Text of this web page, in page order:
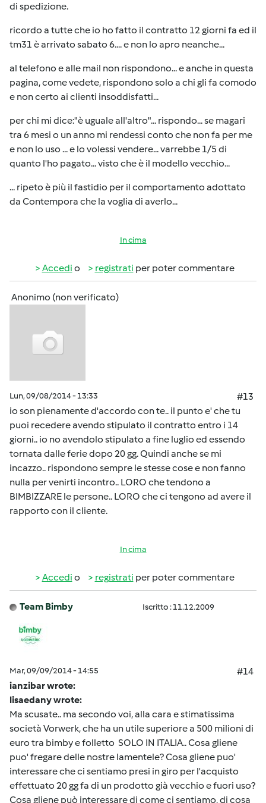
di spedizione.
ricordo a tutte che io ho fatto il contratto 12 giorni fa ed il
tm31 è arrivato sabato 6.... e non lo apro neanche...
al telefono e alle mail non rispondono... e anche in questa
pagina, come vedete, rispondono solo a chi gli fa comodo
e non certo ai clienti insoddisfatti...
per chi mi dice:"è uguale all'altro"... rispondo... se magari
tra 6 mesi o un anno mi rendessi conto che non fa per me
e non lo uso ... e lo volessi vendere... varrebbe 1/5 di
quanto l'ho pagato... visto che è il modello vecchio...
... ripeto è più il fastidio per il comportamento adottato
da Contempora che la voglia di averlo...
In cima
Accedi o registrati per poter commentare
Anonimo (non verificato)
Lun, 09/08/2014 - 13:33
#13
io son pienamente d'accordo con te.. il punto e' che tu
puoi recedere avendo stipulato il contratto entro i 14
giorni.. io no avendolo stipulato a fine luglio ed essendo
tornata dalle ferie dopo 20 gg. Quindi anche se mi
incazzo.. rispondono sempre le stesse cose e non fanno
nulla per venirti incontro.. LORO che tendono a
BIMBIZZARE le persone.. LORO che ci tengono ad avere il
rapporto con il cliente.
In cima
Accedi o registrati per poter commentare
Team Bimby Iscritto : 11.12.2009
Mar, 09/09/2014 - 14:55
#14
ianzibar wrote:
lisaedany wrote:
Ma scusate.. ma secondo voi, alla cara e stimatissima
società Vorwerk, che ha un utile superiore a 500 milioni di
euro tra bimby e folletto SOLO IN ITALIA.. Cosa gliene
puo' fregare delle nostre lamentele? Cosa gliene puo'
interessare che ci sentiamo presi in giro per l'acquisto
effettuato 20 gg fa di un prodotto già vecchio e fuori uso?
Cosa gliene può interessare di come ci sentiamo, di cosa